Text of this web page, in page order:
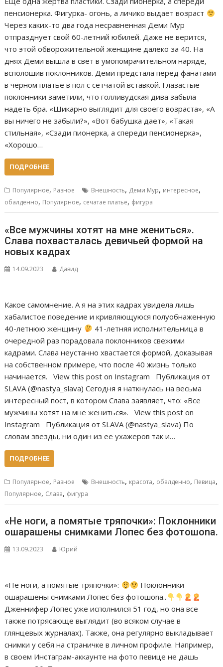
пенсионерка. Фигурка- огонь, а личико выдает возраст
Через каких-то два года несравненная Деми Мур
отпразднует свой 60-летний юбилей. Даже не верится,
что этой обворожительной женщине далеко за 40. На
днях Деми вышла в свет в умопомрачительном наряде,
всполошив поклонников. Деми предстала перед фанатами
в черном платье в пол с сетчатой вставкой. Глазастые
поклонники заметили, что голливудская дива забыла
надеть бра. «Шикарно выглядит для своего возраста», «А
вы ничего не забыли?», «Вот бабушка дает», «Такая
стильная», «Сзади пионерка, а спереди пенсионерка»,
«Хорошо…
ПОДРОБНЕЕ
Популярное, Разное Внешность, Деми Мур, интересное,
обалденно, Популярное, сечатае платье, фигура
«Все мужчины хотят на мне жениться».
Слава похвасталась девичьей формой на
новых кадрах
14.09.2023 Давид
Какое самомнение. А я на этих кадрах увидела лишь
хабалистое поведение и кривляющуюся полуобнаженную
40-летнюю женщину
41-летняя исполнительница в
очередной раз порадовала поклонников свежими
кадрами. Слава неустанно хвастается формой, доказывая
на собственном примере, что после 40 жизнь только
начинается. View this post on Instagram Публикация от
SLAVA (@nastya_slava) Сегодня я наткнулась на весьма
интересный пост, в котором Слава заявляет, что: «Все
мужчины хотят на мне жениться». View this post on
Instagram Публикация от SLAVA (@nastya_slava) По
словам звезды, ни один из ее ухажеров так и…
ПОДРОБНЕЕ
Популярное, Разное Внешность, красота, обалденно, Певица,
Популярное, Слава, фигура
«Не ноги, а помятые тряпочки»: Поклонники
ошарашены снимками Лопес без фoтoшonа.
13.09.2023 Юрий
«Не ноги, а помятые тряпочки»:
Поклонники
ошарашены снимками Лопес без фoтoшonа..
Дженнифер Лопес уже исполнился 51 год, но она все
также потрясающе выглядит (во всяком случае в
глянцевых журналах). Также, она регулярно выкладывает
снимки у себя на страничке в личном профиле. Например,
в своем Инстаграм-аккаунте на фото певице не дашь